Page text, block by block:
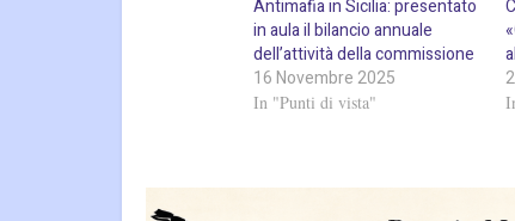
Antimafia in Sicilia: presentato
in aula il bilancio annuale
dell’attività della commissione
16 Novembre 2025
In "Punti di vista"